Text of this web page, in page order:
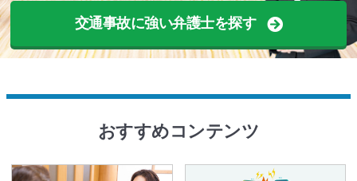
交通事故に強い弁護士を探す
おすすめコンテンツ